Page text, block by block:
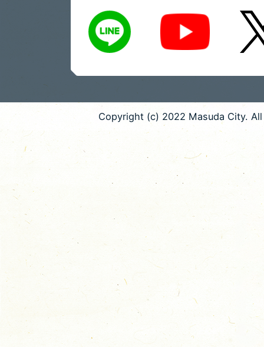
LINE
Youtube X
Copyright (c) 2022 Masuda City.